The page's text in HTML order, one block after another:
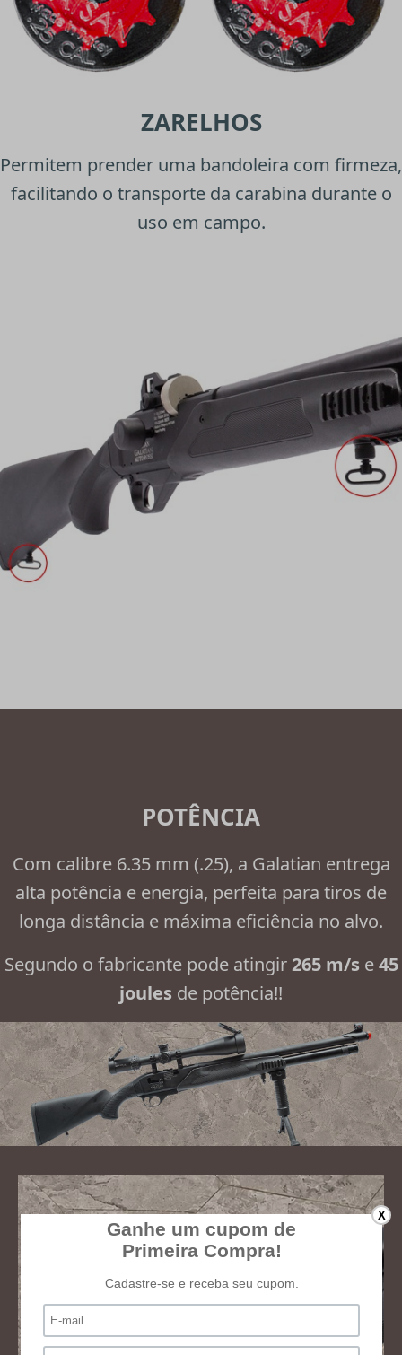
ZARELHOS
Permitem prender uma bandoleira com firmeza,
facilitando o transporte da carabina durante o
uso em campo.
POTÊNCIA
Com calibre 6.35 mm (.25), a Galatian entrega
alta potência e energia, perfeita para tiros de
longa distância e máxima eficiência no alvo.
Segundo o fabricante pode atingir265 m/s e45
joules de potência!!
X